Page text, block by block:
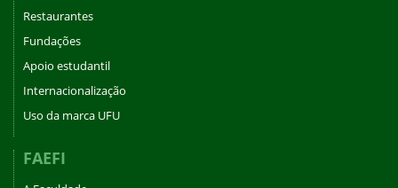
Restaurantes
Fundações
Apoio estudantil
Internacionalização
Uso da marca UFU
FAEFI